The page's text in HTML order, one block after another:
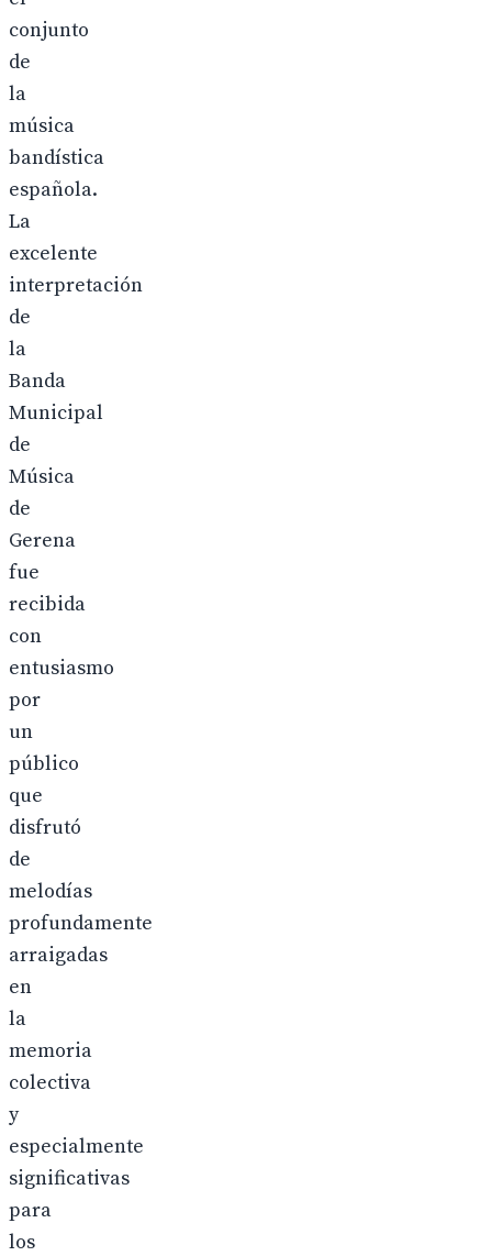
conjunto
de
la
música
bandística
española.
La
excelente
interpretación
de
la
Banda
Municipal
de
Música
de
Gerena
fue
recibida
con
entusiasmo
por
un
público
que
disfrutó
de
melodías
profundamente
arraigadas
en
la
memoria
colectiva
y
especialmente
significativas
para
los